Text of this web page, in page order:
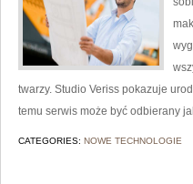
twarzy. Studio Veriss pokazuje
temu serwis może być odbierany
CATEGORIES: NOWE TECHNOLOGIE